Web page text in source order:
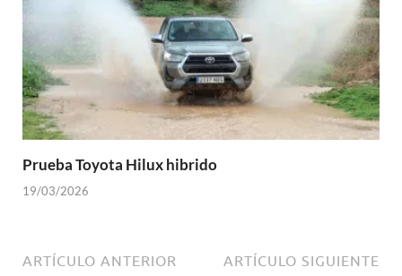
Prueba Toyota Hilux hibrido
19/03/2026
ARTÍCULO ANTERIOR ARTÍCULO SIGUIENTE